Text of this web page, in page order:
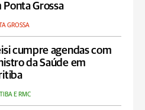
Ponta Grossa
GROSSA
cumpre agendas com
da Saúde em
E RMC